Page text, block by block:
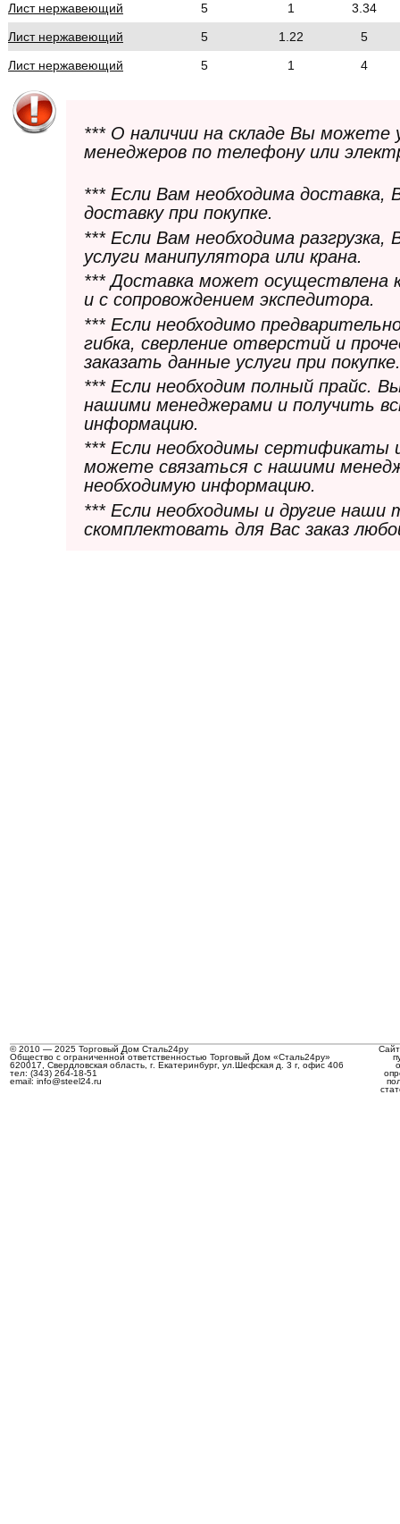
Лист нержавеющий
5 1
3.34
Лист нержавеющий
5 1.22
5
Лист нержавеющий
5 1 4
*** О наличии на складе Вы можете
менеджеров по телефону или
*** Если Вам необходима
доставку при покупке.
*** Если Вам необходима
услуги манипулятора или крана.
*** Доставка может осуществлена
и с сопровождением экспедитора.
*** Если необходимо
гибка, сверление отверстий и
заказать данные услуги при покупке.
*** Если необходим полный прайс.
нашими менеджерами и получить
информацию.
*** Если необходимы сертификаты
можете связаться с нашими
необходимую информацию.
*** Если необходимы и другие
скомплектовать для Вас заказ
© 2010 — 2025 Торговый Дом Сталь24ру
Общество с ограниченной ответственностью Торговый Дом «Сталь24ру»
620017, Свердловская область, г. Екатеринбург, ул.Шефская д. 3 г, офис 406
тел: (343) 264-18-51
email: info@steel24.ru